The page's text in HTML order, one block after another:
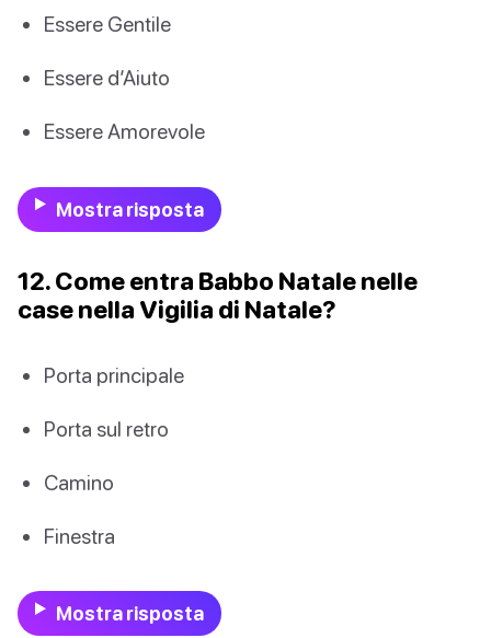
Essere Gentile
Essere d’Aiuto
Essere Amorevole
Mostra risposta
12. Come entra Babbo Natale nelle
case nella Vigilia di Natale?
Porta principale
Porta sul retro
Camino
Finestra
Mostra risposta